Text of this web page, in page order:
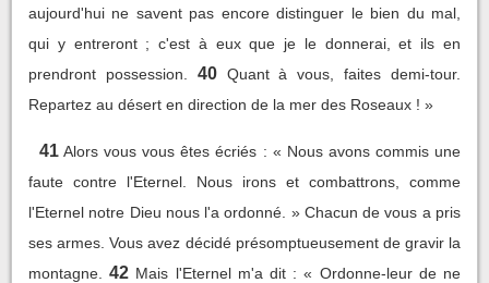
aujourd'hui ne savent pas encore distinguer le bien du mal,
qui y entreront ; c'est à eux que je le donnerai, et ils en
prendront possession.
40 Quant à vous, faites demi-tour.
Repartez au désert en direction de la mer des Roseaux ! »
41 Alors vous vous êtes écriés : « Nous avons commis une
faute contre l'Eternel. Nous irons et combattrons, comme
l'Eternel notre Dieu nous l'a ordonné. » Chacun de vous a pris
ses armes. Vous avez décidé présomptueusement de gravir la
montagne.
42 Mais l'Eternel m'a dit : « Ordonne-leur de ne